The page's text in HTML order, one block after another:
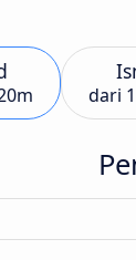
dari